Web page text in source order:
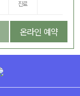
진료
온라인 예약